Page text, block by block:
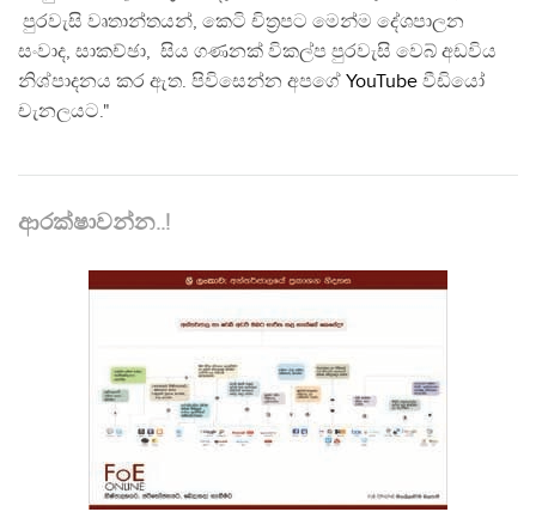
පුරවැසි වෘතාන්තයන්, කෙටි චිත්‍රපට මෙන්ම දේශපාලන
සංවාද, සාකච්ඡා, සිය ගණනක් විකල්ප පුරවැසි වෙබ් අඩවිය
නිශ්පාදනය කර ඇත. පිවිසෙන්න අපගේ YouTube වීඩියෝ
චැනලයට."
ආරක්ෂාවන්න..!